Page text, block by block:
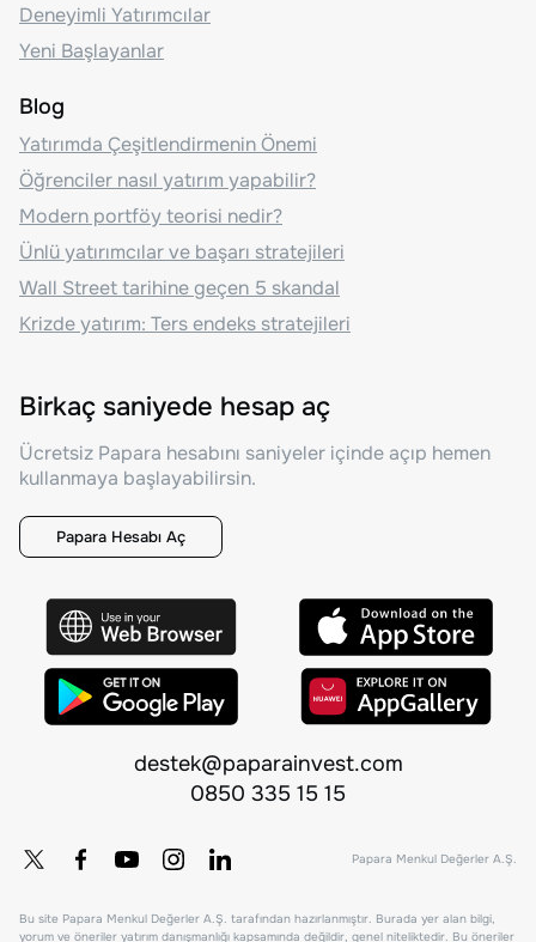
Deneyimli Yatırımcılar
Yeni Başlayanlar
Blog
Yatırımda Çeşitlendirmenin Önemi
Öğrenciler nasıl yatırım yapabilir?
Modern portföy teorisi nedir?
Ünlü yatırımcılar ve başarı stratejileri
Wall Street tarihine geçen 5 skandal
Krizde yatırım: Ters endeks stratejileri
Birkaç saniyede hesap aç
Ücretsiz Papara hesabını saniyeler içinde açıp hemen
kullanmaya başlayabilirsin.
Papara Hesabı Aç
destek@paparainvest.com
0850 335 15 15
Papara Menkul Değerler A.Ş.
Bu site Papara Menkul Değerler A.Ş. tarafından hazırlanmıştır. Burada yer alan bilgi,
yorum ve öneriler yatırım danışmanlığı kapsamında değildir, genel niteliktedir. Bu öneriler